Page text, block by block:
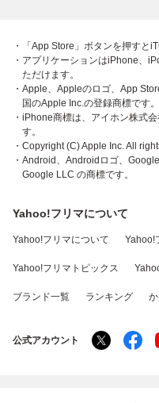
・「App Store」ボタンを押すと
・アプリケーションはiPhone、
ただけます。
・Apple、Appleのロゴ、App
国のApple Inc.の登録商標です。
・iPhone商標は、アイホン株式
す。
・Copyright (C) Apple Inc. All
・Android、Androidロゴ、
Google LLC の商標です。
Yahoo!フリマについて
Yahoo!フリマについて Yahoo!
Yahoo!フリマトピックス
ブランド一覧 ランキング
公式アカウント